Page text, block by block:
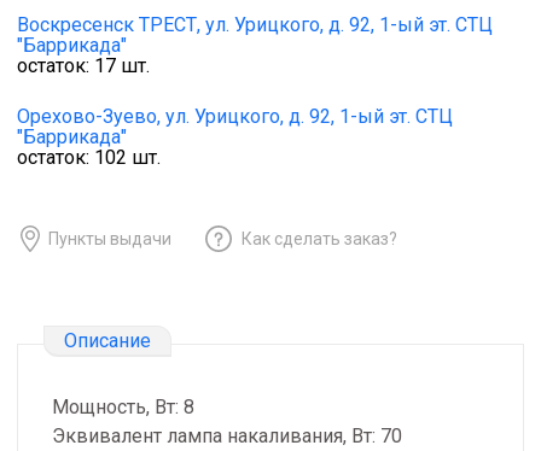
Воскресенск ТРЕСТ, ул. Урицкого, д. 92, 1-ый эт. СТЦ
"Баррикада"
остаток: 17 шт.
Орехово-Зуево, ул. Урицкого, д. 92, 1-ый эт. СТЦ
"Баррикада"
остаток: 102 шт.
Пункты выдачи Как сделать заказ?
Описание
Мощность, Вт: 8
Эквивалент лампа накаливания, Вт: 70